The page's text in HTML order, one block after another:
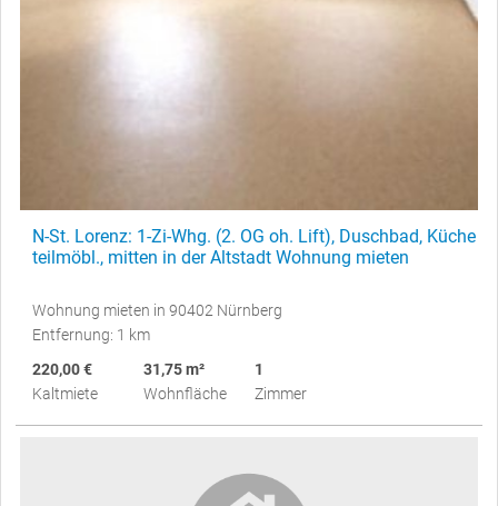
N-St. Lorenz: 1-Zi-Whg. (2. OG oh. Lift), Duschbad, Küche
teilmöbl., mitten in der Altstadt Wohnung mieten
Wohnung mieten in 90402 Nürnberg
Entfernung: 1 km
220,00 €
Kaltmiete
31,75 m²
Wohnfläche
1
Zimmer